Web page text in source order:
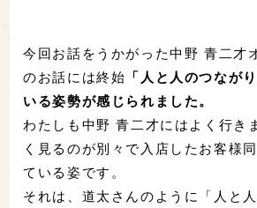
今回お話をうかがった中野 青二才
のお話には終始 「人と人のつなが
いる姿勢が感じられました。
わたしも中野 青二才にはよく行き
く見るのが別々で入店したお客様
ている姿です。
それは、道太さんのように「人と